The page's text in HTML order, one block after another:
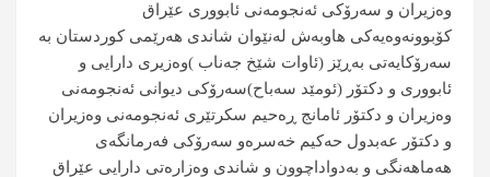
وەزیران و سەرۆکی ئەنجومەنی ئابووری عێراق
کۆبوونەوەیەکی هاوبەش لەنێوان شاندی هەرێمی کوردستان بە
سەرۆکایەتی بەڕێز (ئاوات شێخ جەناب )وەزیری دارایی و
ئابووری و دکتۆر (ئومێد سەباح)سەرۆکی دیوانی ئەنجومەنی
وەزیران و دکتۆر ئامانج ڕەحیم سکرتێری ئەنجومەنی وەزیران
و دکتۆر عەبدول حەکیم خەسرەو سەرۆکی فەرمانگەی
هەماهەنگی و بەدواداچوون و شاندی وەزارەتی دارایی عێراق